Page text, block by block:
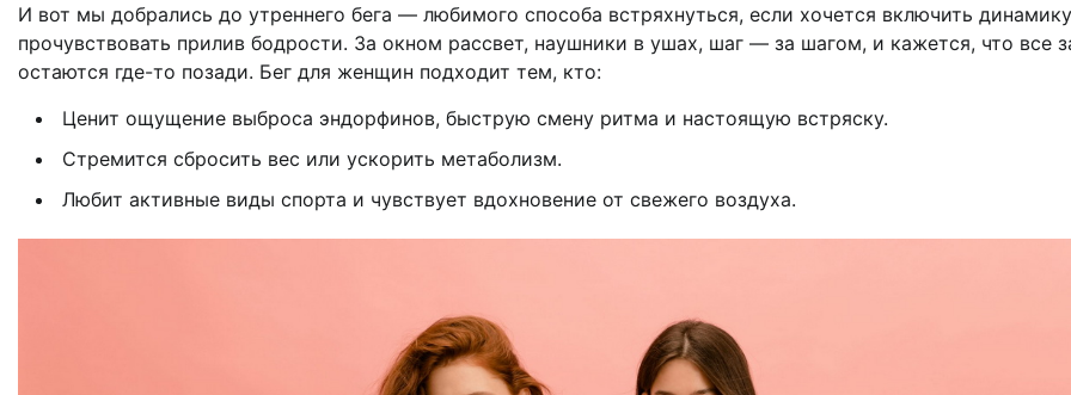
И вот мы добрались до утреннего бега — любимого способа встряхнуться, если хочется включить
прочувствовать прилив бодрости. За окном рассвет, наушники в ушах, шаг — за шагом, и кажется, что все
остаются где-то позади. Бег для женщин подходит тем, кто:
Ценит ощущение выброса эндорфинов, быструю смену ритма и настоящую встряску.
Стремится сбросить вес или ускорить метаболизм.
Любит активные виды спорта и чувствует вдохновение от свежего воздуха.